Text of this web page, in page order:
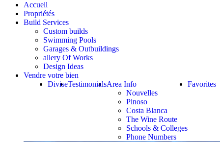
Accueil
Propriétés
Build Services
Custom builds
Swimming Pools
Garages & Outbuildings
allery Of Works
Design Ideas
Vendre votre bien
Favorites
Area Info
Nouvelles
Pinoso
Costa Blanca
The Wine Route
Schools & Colleges
Phone Numbers
Testimonials
Divise